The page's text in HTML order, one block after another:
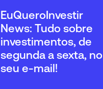
EuQueroInvestir
News: Tudo sobre
investimentos, de
segunda a sexta, no
seu e-mail!